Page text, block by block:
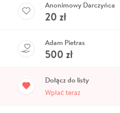
Anonimowy Darczyńca
20 zł
Adam Pietras
500 zł
Dołącz do listy
Wpłać teraz